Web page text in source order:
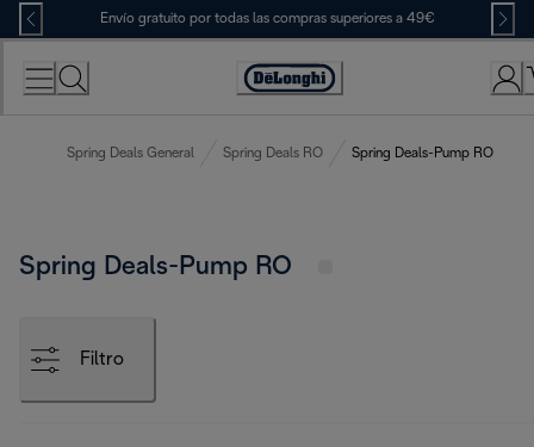
Skip
to
Content
Envío gratuito por todas las compras superiores a 49€
Accessibility
Spring Deals General Spring Deals RO Spring Deals-Pump RO
Spring Deals-Pump RO
Filtro